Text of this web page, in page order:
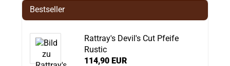
Bestseller
Rattray's Devil's Cut Pfeife
Rustic
114,90 EUR